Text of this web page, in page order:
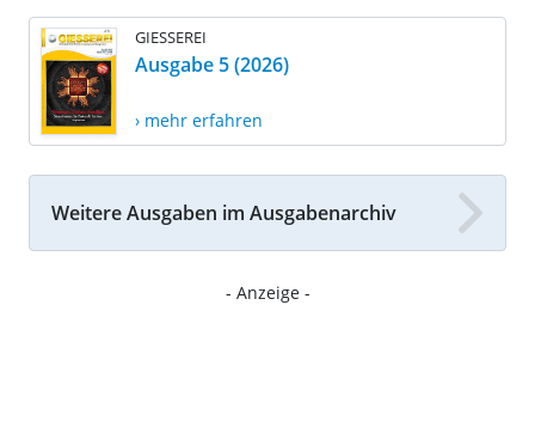
GIESSEREI
Ausgabe 5 (2026)
› mehr erfahren
Weitere Ausgaben im Ausgabenarchiv
- Anzeige -